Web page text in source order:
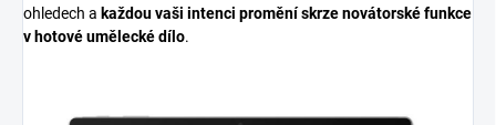
ohledech a každou vaši intenci promění skrze novátorské funkce
v hotové umělecké dílo.